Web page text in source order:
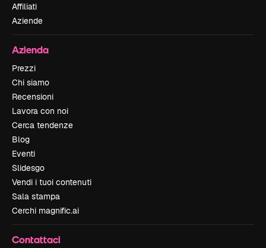
Affiliati
Aziende
Azienda
Prezzi
Chi siamo
Recensioni
Lavora con noi
Cerca tendenze
Blog
Eventi
Slidesgo
Vendi i tuoi contenuti
Sala stampa
Cerchi magnific.ai
Contattaci